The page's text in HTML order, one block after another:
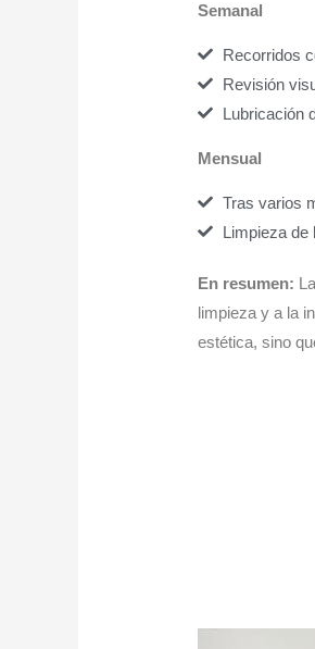
Semanal
Recorridos
Revisión
Lubricación
Mensual
Tras varios
Limpieza de
En resumen:
limpieza y a la
estética, sino